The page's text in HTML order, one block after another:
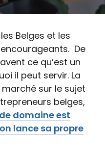
Belges et les
De
ce qu’est un
il peut servir. La
sur le sujet
belges,
domaine est
lance sa propre